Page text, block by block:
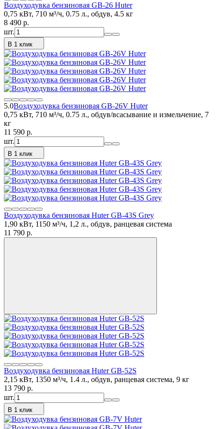
Воздуходувка бензиновая GB-26 Huter
0,75 кВт, 710 м³/ч, 0.75 л., обдув, 4.5 кг
8 490 p.
шт.
В 1 клик
5.0Воздуходувка бензиновая GB-26V Huter
0,75 кВт, 710 м³/ч, 0.75 л., обдув/всасывание и измельчение, 7
кг
11 590 p.
шт.
В 1 клик
Воздуходувка бензиновая Huter GB-43S Grey
1,90 кВт, 1150 м³/ч, 1,2 л., обдув, ранцевая система
11 790 p.
Воздуходувка бензиновая Huter GB-52S
2,15 кВт, 1350 м³/ч, 1.4 л., обдув, ранцевая система, 9 кг
13 790 p.
шт.
В 1 клик